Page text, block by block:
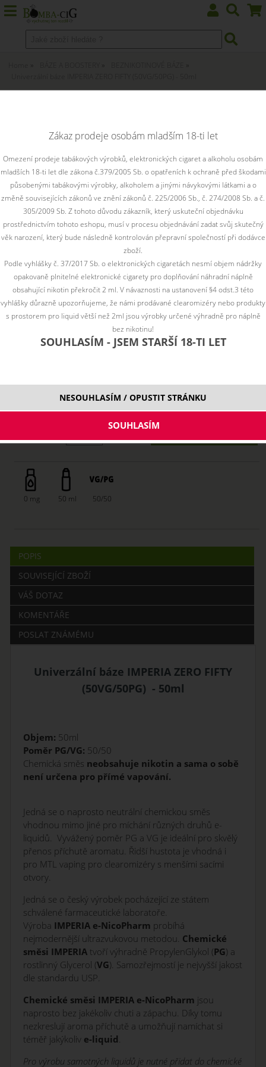
549 Kč
0 mg 50 ml 50/50
POPIS
SOUVISEJÍCÍ ZBOŽÍ
VÁŠ DOTAZ
KOMENTÁŘE
POSLAT ZNÁMÉMU
Univerzální báze IMPERIA ZERO FIFTY
(50VG/50PG) - 50ml
Objem: 50ml
Poměr PG/VG: 50/50
Chemická směs neobsahuje nikotin a sama o sobě
není určena pro přímé vapování.
Jedná se o naprosto neutrální chemickou směs
vhodnou mimo jiné pro míchání různých druhů e-
liquidů. Vyvážený poměr PG a VG je ideální pro skvělý
přenos příchutě aromatu. Řidší hustota je vhodná i
pro MTL vaping pro clearomizéry s menšími sacími
otvory.
Jedná se o český výrobek pocházející ze státem
schválené farmaceutické laboratoře.
Výroba IMPERIA e-NicoPharm probíhá
nejmodernější ultrazvukovou metodou. Chemické
směsi IMPERIA tvoří výhradně PropylenGlykol (PG) a
rostlinný Glycerol (VG). Samozřejmostí je nejvyšší jakost
dle standardu USP.
Chemické směsi IMPERIA e-NicoPharm jsou
naprosto bez jakékoliv chuti a zápachu. Díky tomu
nezkreslují aroma příchutě a umožňují namíchat si
téměř jakýkoliv e-liquid
Pro výrobu samotných liquidů je nutné přidat do chemické
Zákaz prodeje osobám mladším 18-ti let
Omezení prodeje tabákových výrobků, elektronických cigaret a alkoholu osobám
mladších 18-ti let dle zákona č.379/2005 Sb. o opatřeních k ochraně před škodami
působenými tabákovými výrobky, alkoholem a jinými návykovými látkami a o
změně souvisejících zákonů ve znění zákonů č. 225/2006 Sb., č. 274/2008 Sb. a č.
305/2009 Sb. Z tohoto důvodu zákazník, který uskuteční objednávku
prostřednictvím tohoto eshopu, musí v procesu objednávání zadat svůj skutečný
věk narození, který bude následně kontrolován přepravní společností při dodávce
zboží.
Podle vyhlášky č. 37/2017 Sb. o elektronických cigaretách nesmí objem nádržky
opakovaně plnitelné elektronické cigarety pro doplňování náhradní náplně
obsahující nikotin překročit 2 ml. V návaznosti na ustanovení §4 odst.3 této
vyhlášky důrazně upozorňujeme, že námi prodávané clearomizéry nebo produkty
s prostorem pro liquid větší než 2ml jsou výrobky určené výhradně pro náplně
bez nikotinu!
SOUHLASÍM - JSEM STARŠÍ 18-TI LET
NESOUHLASÍM / OPUSTIT STRÁNKU